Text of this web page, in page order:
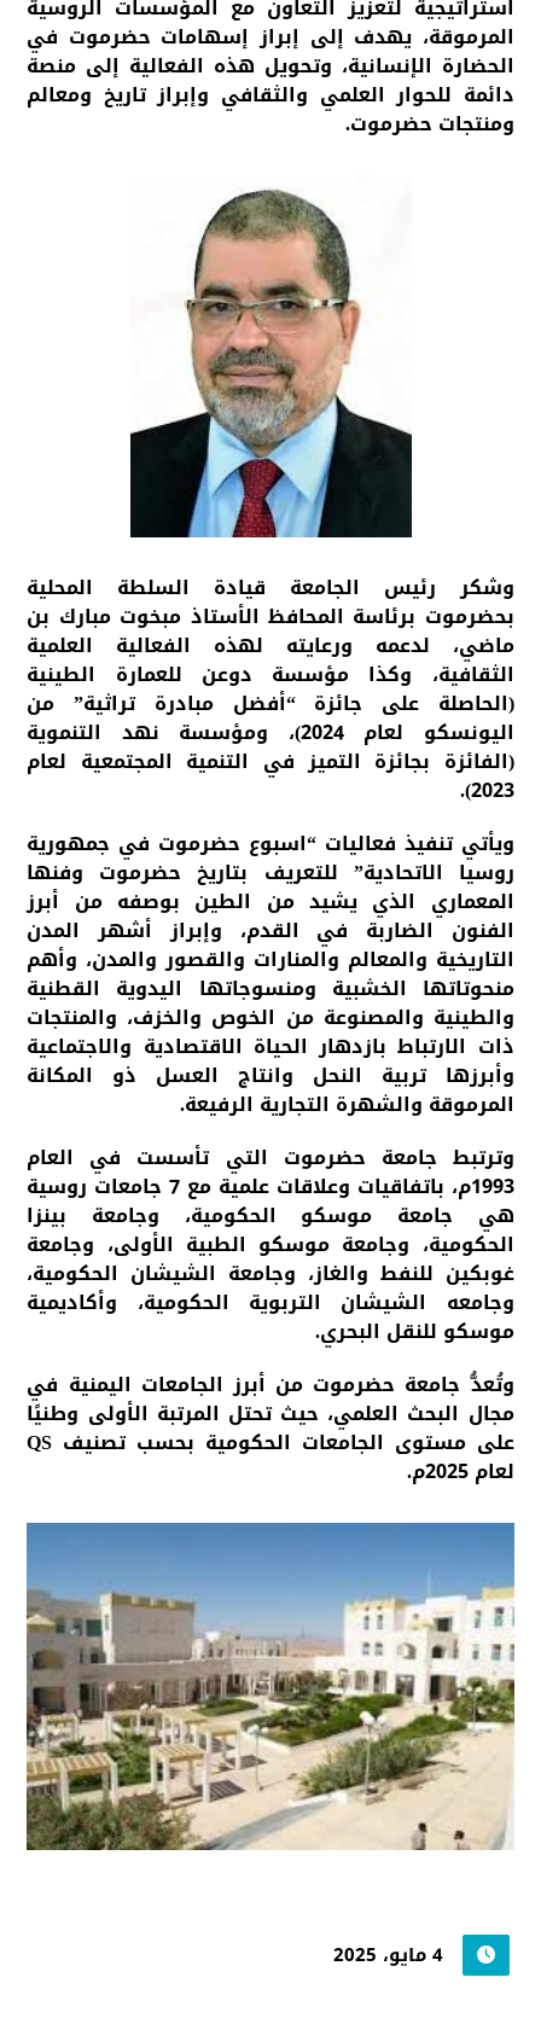
استراتيجية لتعزيز التعاون مع المؤسسات الروسية
المرموقة، يهدف إلى إبراز إسهامات حضرموت في
الحضارة الإنسانية، وتحويل هذه الفعالية إلى منصة
دائمة للحوار العلمي والثقافي وإبراز تاريخ ومعالم
ومنتجات حضرموت.
وشكر رئيس الجامعة قيادة السلطة المحلية
بحضرموت برئاسة المحافظ الأستاذ مبخوت مبارك بن
ماضي، لدعمه ورعايته لهذه الفعالية العلمية
الثقافية، وكذا مؤسسة دوعن للعمارة الطينية
(الحاصلة على جائزة “أفضل مبادرة تراثية” من
اليونسكو لعام 2024)، ومؤسسة نهد التنموية
(الفائزة بجائزة التميز في التنمية المجتمعية لعام
2023).
ويأتي تنفيذ فعاليات “اسبوع حضرموت في جمهورية
روسيا الاتحادية” للتعريف بتاريخ حضرموت وفنها
المعماري الذي يشيد من الطين بوصفه من أبرز
الفنون الضاربة في القدم، وإبراز أشهر المدن
التاريخية والمعالم والمنارات والقصور والمدن، وأهم
منحوتاتها الخشبية ومنسوجاتها اليدوية القطنية
والطينية والمصنوعة من الخوص والخزف، والمنتجات
ذات الارتباط بازدهار الحياة الاقتصادية والاجتماعية
وأبرزها تربية النحل وانتاج العسل ذو المكانة
المرموقة والشهرة التجارية الرفيعة.
وترتبط جامعة حضرموت التي تأسست في العام
1993م، باتفاقيات وعلاقات علمية مع 7 جامعات روسية
هي جامعة موسكو الحكومية، وجامعة بينزا
الحكومية، وجامعة موسكو الطبية الأولى، وجامعة
غوبكين للنفط والغاز، وجامعة الشيشان الحكومية،
وجامعه الشيشان التربوية الحكومية، وأكاديمية
موسكو للنقل البحري.
وتُعدُّ جامعة حضرموت من أبرز الجامعات اليمنية في
مجال البحث العلمي، حيث تحتل المرتبة الأولى وطنيًا
على مستوى الجامعات الحكومية بحسب تصنيف QS
لعام 2025م.
4 مايو، 2025